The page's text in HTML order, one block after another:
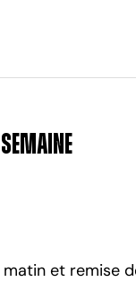
et remise